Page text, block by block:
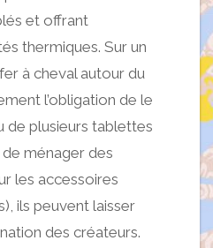
et offrant
thermiques. Sur un
à cheval autour du
l’obligation de le
de plusieurs tablettes
ménager des
les accessoires
ils peuvent laisser
des créateurs.